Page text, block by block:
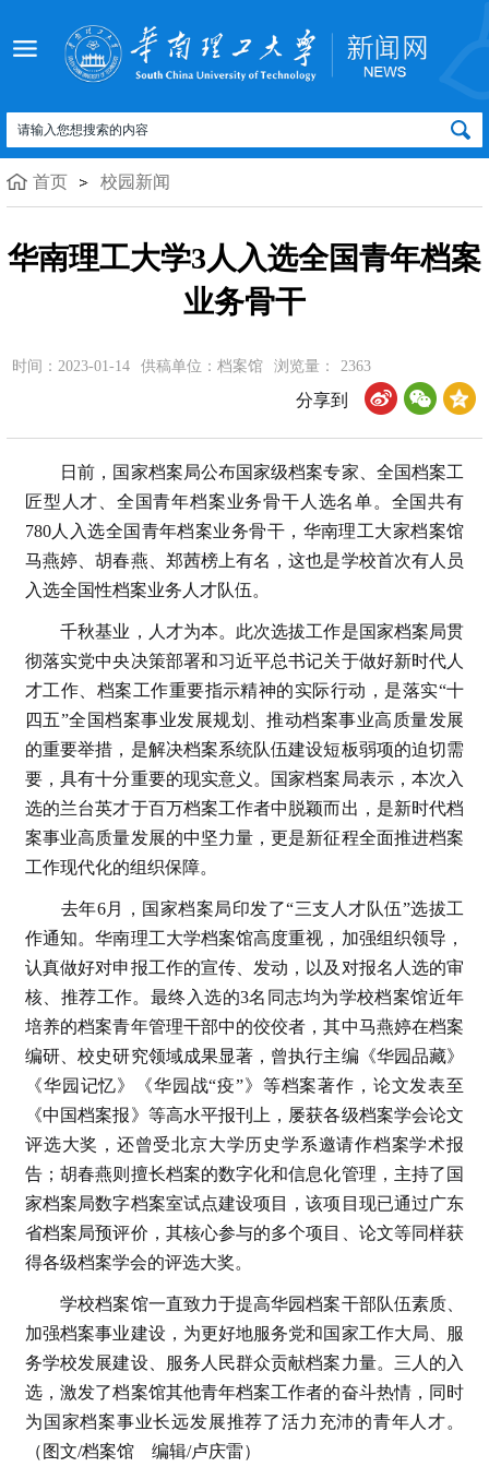
首页 校园新闻
华南理工大学3人入选全国青年档案
业务骨干
时间：2023-01-14 供稿单位：档案馆 浏览量： 2363
分享到
日前，国家档案局公布国家级档案专家、全国档案工
匠型人才、全国青年档案业务骨干人选名单。全国共有
780人入选全国青年档案业务骨干，华南理工大家档案馆
马燕婷、胡春燕、郑茜榜上有名，这也是学校首次有人员
入选全国性档案业务人才队伍。
千秋基业，人才为本。此次选拔工作是国家档案局贯
彻落实党中央决策部署和习近平总书记关于做好新时代人
才工作、档案工作重要指示精神的实际行动，是落实“十
四五”全国档案事业发展规划、推动档案事业高质量发展
的重要举措，是解决档案系统队伍建设短板弱项的迫切需
要，具有十分重要的现实意义。国家档案局表示，本次入
选的兰台英才于百万档案工作者中脱颖而出，是新时代档
案事业高质量发展的中坚力量，更是新征程全面推进档案
工作现代化的组织保障。
去年6月，国家档案局印发了“三支人才队伍”选拔工
作通知。华南理工大学档案馆高度重视，加强组织领导，
认真做好对申报工作的宣传、发动，以及对报名人选的审
核、推荐工作。最终入选的3名同志均为学校档案馆近年
培养的档案青年管理干部中的佼佼者，其中马燕婷在档案
编研、校史研究领域成果显著，曾执行主编《华园品藏》
《华园记忆》《华园战“疫”》等档案著作，论文发表至
《中国档案报》等高水平报刊上，屡获各级档案学会论文
评选大奖，还曾受北京大学历史学系邀请作档案学术报
告；胡春燕则擅长档案的数字化和信息化管理，主持了国
家档案局数字档案室试点建设项目，该项目现已通过广东
省档案局预评价，其核心参与的多个项目、论文等同样获
得各级档案学会的评选大奖。
学校档案馆一直致力于提高华园档案干部队伍素质、
加强档案事业建设，为更好地服务党和国家工作大局、服
务学校发展建设、服务人民群众贡献档案力量。三人的入
选，激发了档案馆其他青年档案工作者的奋斗热情，同时
为国家档案事业长远发展推荐了活力充沛的青年人才。
（图文/档案馆 编辑/卢庆雷）